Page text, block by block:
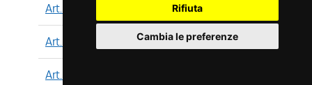
Rifiuta
Cambia le preferenze
Art. 200
Art. 201
Art. 202